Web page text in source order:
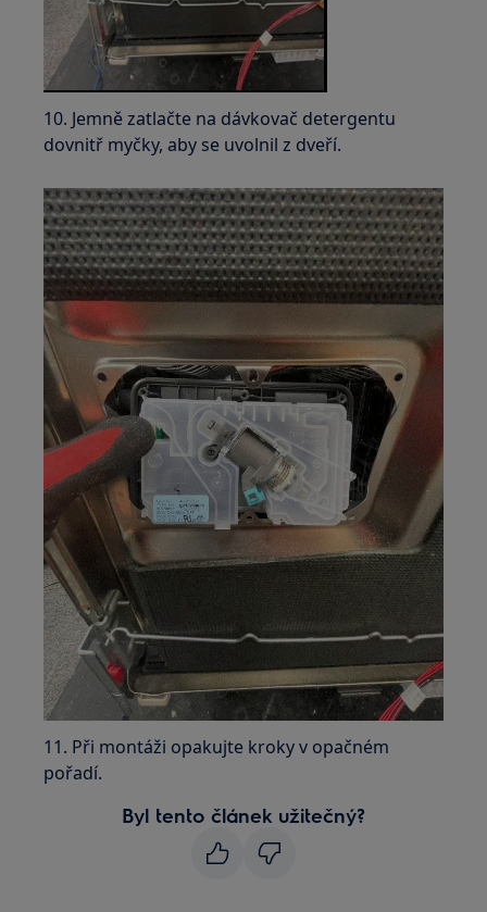
10. Jemně zatlačte na dávkovač detergentu
dovnitř myčky, aby se uvolnil z dveří.
11. Při montáži opakujte kroky v opačném
pořadí.
Byl tento článek užitečný?